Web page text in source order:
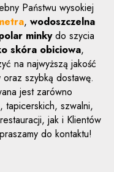
Państwu wysokiej
, wodoszczelna
minkydo szycia
skóra obiciowa,
na najwyższą jakość
szybką dostawę.
jest zarówno
tapicerskich, szwalni,
jak i Klientów
do kontaktu!